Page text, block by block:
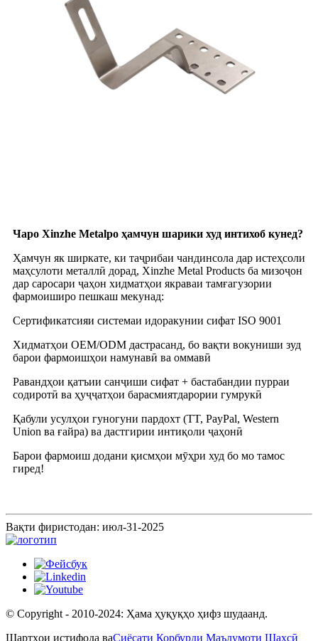
Чаро Xinzhe Metalро ҳамчун шарики худ интихоб кунед?
Ҳамчун як ширкате, ки таҷрибаи чандинсола дар истеҳсоли
маҳсулоти металлӣ дорад, Xinzhe Metal Products ба мизоҷон
дар саросари ҷаҳон хидматҳои якраваи тамғагузории
фармоиширо пешкаш мекунад:
Сертификатсияи системаи идоракунии сифат ISO 9001
Хидматҳои OEM/ODM дастрасанд, бо вақти вокуниши зуд
барои фармоишҳои намунавӣ ва оммавӣ
Равандҳои қатъии санҷиши сифат + бастабандии пурраи
содиротӣ ва ҳуҷҷатҳои барасмиятдарории гумрукӣ
Қабули усулҳои гуногуни пардохт (TT, PayPal, Western
Union ва ғайра) ва дастгирии интиқоли ҷаҳонӣ
Барои фармоиш додани қисмҳои мӯҳри худ бо мо тамос
гиред!
Вақти фиристодан: июл-31-2025
© Copyright - 2010-2024: Ҳама ҳуқуқҳо ҳифз шудаанд.
Шартҳои истифода ваСиёсати Корбурди Маълумоти Шахсӣ